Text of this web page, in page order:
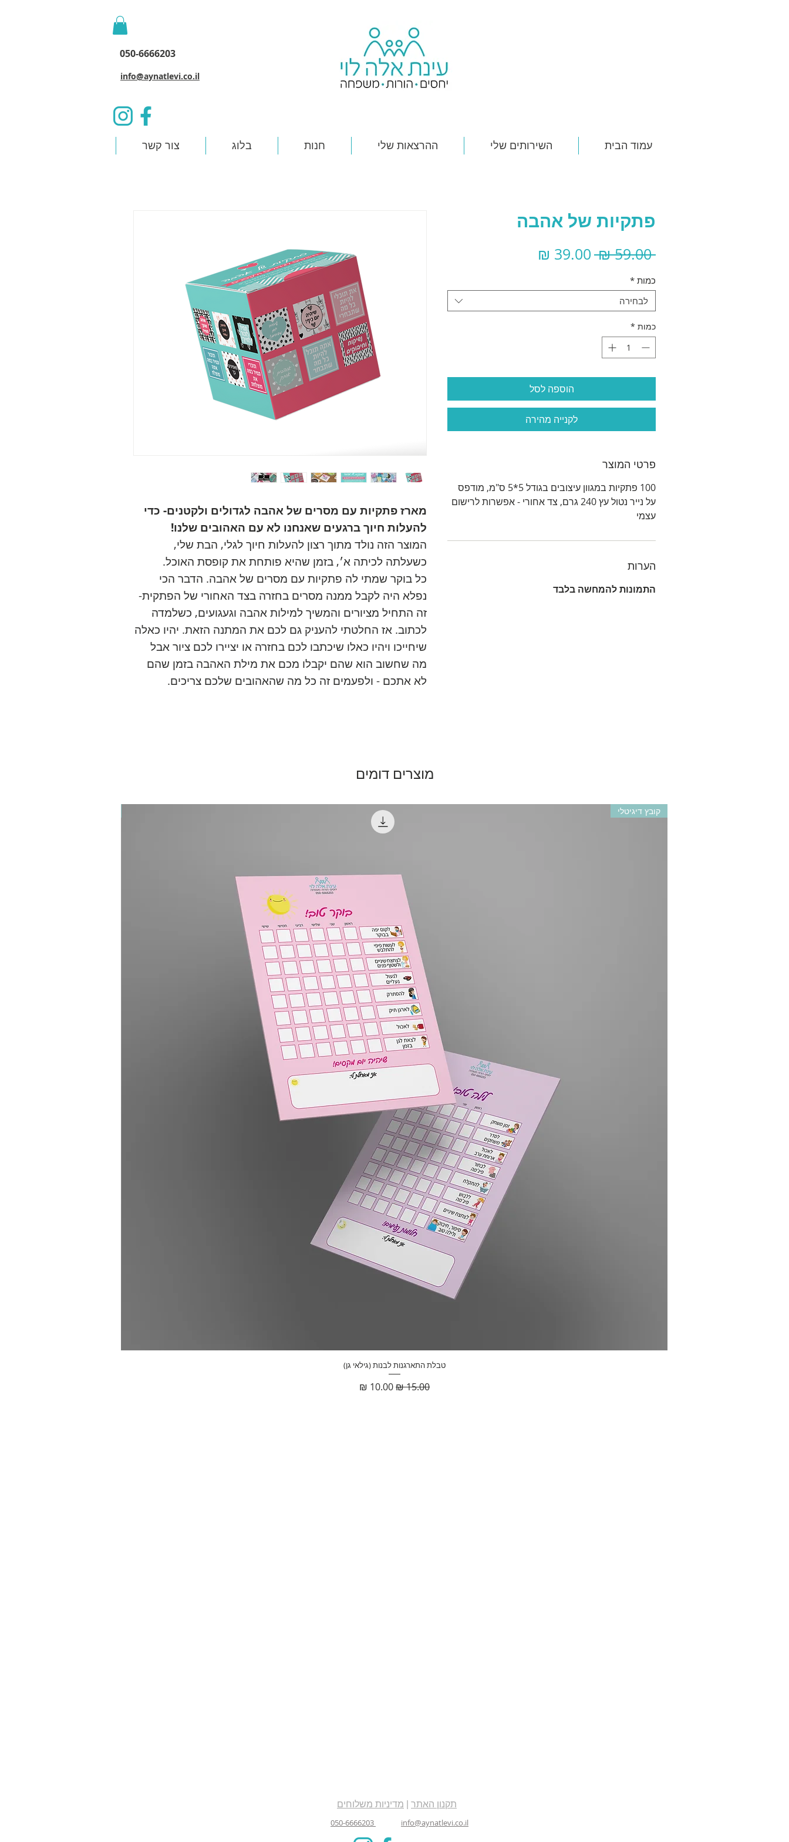
050-6666203
info@aynatlevi.co.il
עמוד הבית השירותים שלי ההרצאות שלי חנות בלוג צור קשר
מארז פתקיות עם מסרים של אהבה לגדולים ולקטנים- כדי
להעלות חיוך ברגעים שאנחנו לא עם האהובים שלנו!
המוצר הזה נולד מתוך רצון להעלות חיוך לגלי, הבת שלי,
כשעלתה לכיתה א׳, בזמן שהיא פותחת את קופסת האוכל.
כל בוקר שמתי לה פתקיות עם מסרים של אהבה. הדבר הכי
נפלא היה לקבל ממנה מסרים בחזרה בצד האחורי של הפתקית-
זה התחיל מציורים והמשיך למילות אהבה וגעגועים, כשלמדה
לכתוב. אז החלטתי להעניק גם לכם את המתנה הזאת. יהיו כאלה
שיחייכו ויהיו כאלו שיכתבו לכם בחזרה או יציירו לכם ציור אבל
מה שחשוב הוא שהם יקבלו מכם את מילת האהבה בזמן שהם
לא אתכם - ולפעמים זה כל מה שהאהובים שלכם צריכים.
פתקיות של אהבה
‏59.00 ‏₪
מחיר
כמות *
לבחירה
כמות *
הוספה לסל
לקנייה מהירה
פרטי המוצר
100 פתקיות במגוון עיצובים בגודל 5*5 ס"מ, מודפס
על נייר נטול עץ 240 גרם, צד אחורי - אפשרות לרישום
עצמי
הערות
התמונות להמחשה בלבד
מוצרים דומים
תצוגה מהירה
קובץ דיגיטלי
טבלת התארגנות לבנות (גילאי גן)
מחיר רגילמחיר מבצע
תקנון האתר מדיניות משלוחים
050-6666203 info@aynatlevi.co.il